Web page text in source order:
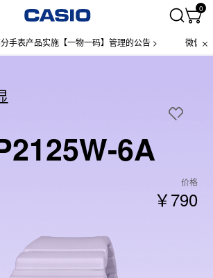
0
表产品实施【一物一码】管理的公告 > 微信小程
6A
价格
￥790